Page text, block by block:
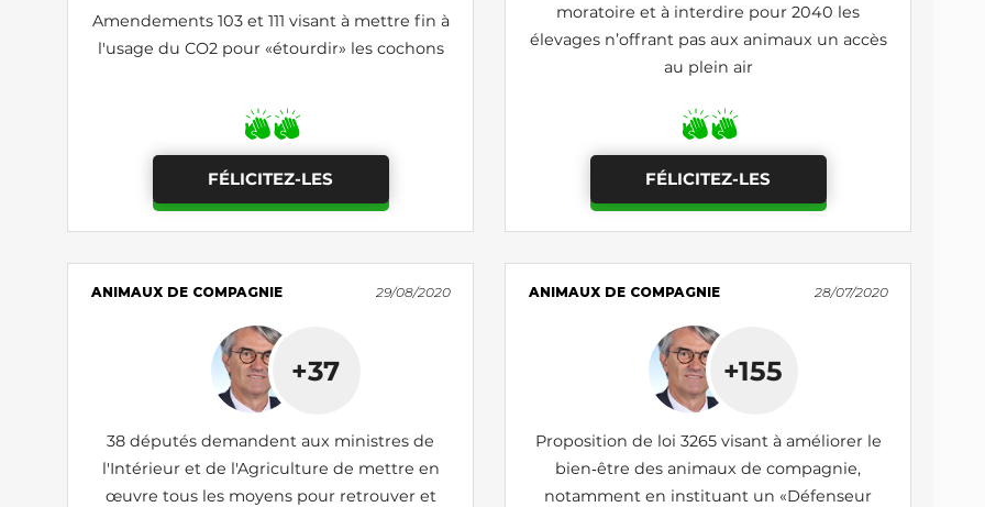
Amendements 103 et 111 visant à mettre fin à
l'usage du CO2 pour «étourdir» les cochons
FÉLICITEZ-LES
moratoire et à interdire pour 2040 les
élevages n’offrant pas aux animaux un accès
au plein air
FÉLICITEZ-LES
ANIMAUX DE COMPAGNIE 29/08/2020
+37
38 députés demandent aux ministres de
l'Intérieur et de l'Agriculture de mettre en
œuvre tous les moyens pour retrouver et
ANIMAUX DE COMPAGNIE 28/07/2020
+155
Proposition de loi 3265 visant à améliorer le
bien‑être des animaux de compagnie,
notamment en instituant un «Défenseur